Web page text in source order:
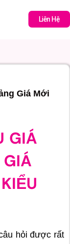
Liên Hệ
Giá Mới
GIÁ
GIÁ
hỏi được rất